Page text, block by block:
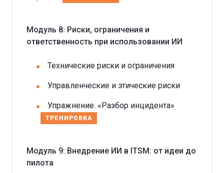
Модуль 8: Риски, ограничения и
ответственность при использовании ИИ
Технические риски и ограничения
Управленческие и этические риски
Упражнение. «Разбор инцидента»
ТРЕНИРОВКА
Модуль 9: Внедрение ИИ в ITSM: от идеи до
пилота